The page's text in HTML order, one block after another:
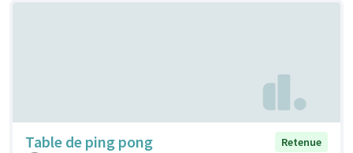
Table de ping pong
Retenue